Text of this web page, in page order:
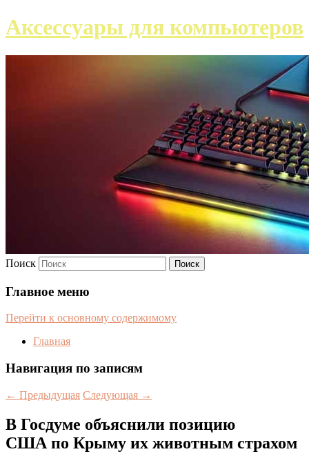
Аксессуары для компьютеров
Поиск
Главное меню
Перейти к основному содержимому
Главная
Навигация по записям
← Предыдущая Следующая →
В Госдуме объяснили позицию
США по Крыму их животным страхом